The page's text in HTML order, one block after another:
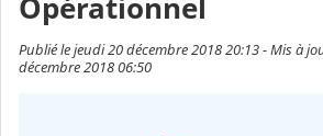
Opérationnel
Publié le jeudi 20 décembre 2018 20:13 - Mis à
décembre 2018 06:50